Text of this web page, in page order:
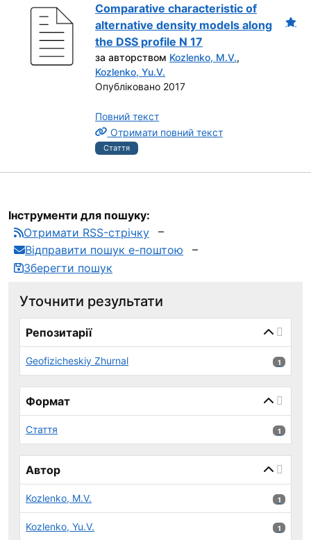
Comparative characteristic of
alternative density models along
the DSS profile N 17
за авторством Kozlenko, M.V.,
Kozlenko, Yu.V.
Опубліковано 2017
Повний текст
Отримати повний текст
Стаття
Інструменти для пошуку:
Отримати RSS-стрічку
Відправити пошук е-поштою
Зберегти пошук
Уточнити результати
Репозитарії
Geofizicheskiy Zhurnal 1
1
Формат
Стаття 1
1
Автор
Kozlenko, M.V. 1
1
Kozlenko, Yu.V. 1
1